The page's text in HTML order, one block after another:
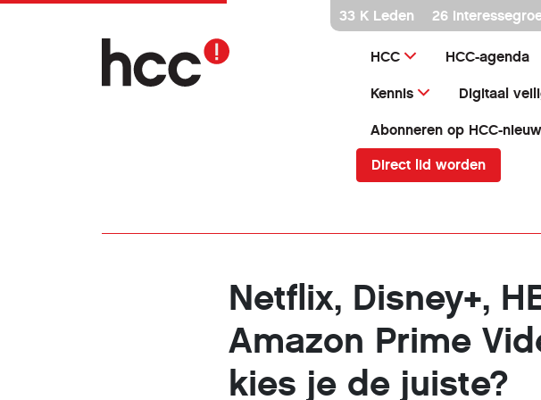
naar
inhoud
33 K Leden 26
HCC HCC-agenda
Kennis Digitaal
Abonneren op HCC-
Direct lid worden
Netflix, Disney+,
Amazon Prime
kies je de juiste?